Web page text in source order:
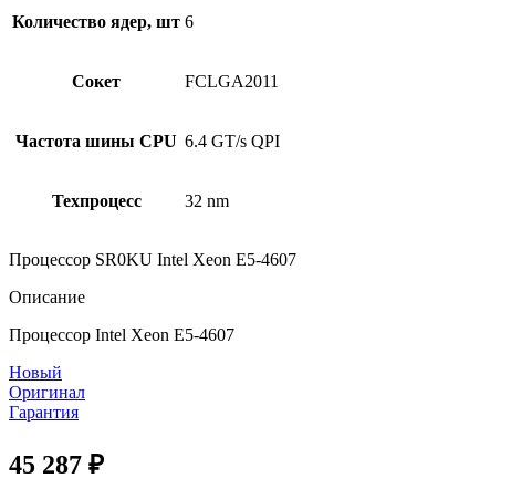
Количество ядер, шт 6
Сокет FCLGA2011
Частота шины CPU 6.4 GT/s QPI
Техпроцесс 32 nm
Процессор SR0KU Intel Xeon E5-4607
Описание
Процессор Intel Xeon E5-4607
Новый
Оригинал
Гарантия
45 287 ₽